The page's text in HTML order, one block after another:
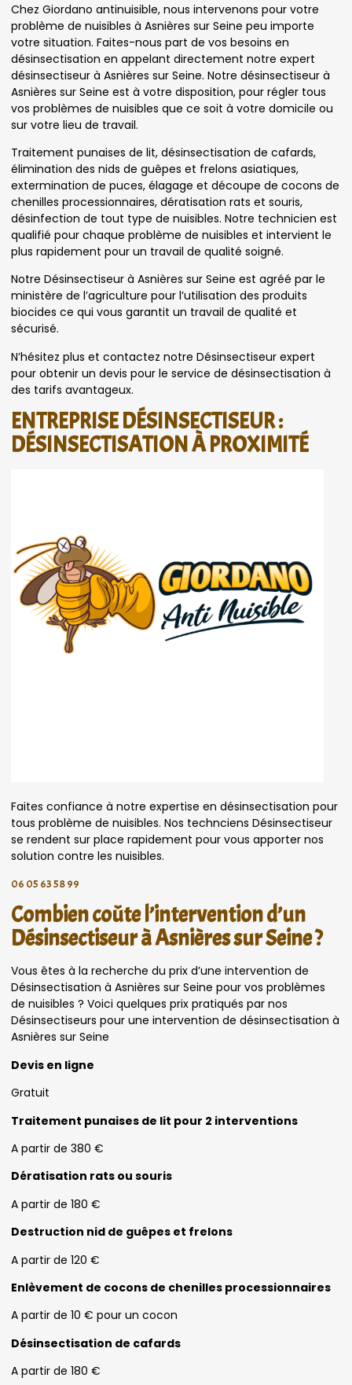
Chez Giordano antinuisible, nous intervenons pour votre
problème de nuisibles à Asnières sur Seine peu importe
votre situation. Faites-nous part de vos besoins en
désinsectisation en appelant directement notre expert
désinsectiseur à Asnières sur Seine. Notre désinsectiseur à
Asnières sur Seine est à votre disposition, pour régler tous
vos problèmes de nuisibles que ce soit à votre domicile ou
sur votre lieu de travail.
Traitement punaises de lit, désinsectisation de cafards,
élimination des nids de guêpes et frelons asiatiques,
extermination de puces, élagage et découpe de cocons de
chenilles processionnaires, dératisation rats et souris,
désinfection de tout type de nuisibles. Notre technicien est
qualifié pour chaque problème de nuisibles et intervient le
plus rapidement pour un travail de qualité soigné.
Notre Désinsectiseur à Asnières sur Seine est agréé par le
ministère de l’agriculture pour l’utilisation des produits
biocides ce qui vous garantit un travail de qualité et
sécurisé.
N’hésitez plus et contactez notre Désinsectiseur expert
pour obtenir un devis pour le service de désinsectisation à
des tarifs avantageux.
ENTREPRISE DÉSINSECTISEUR :
DÉSINSECTISATION À PROXIMITÉ
Faites confiance à notre expertise en désinsectisation pour
tous problème de nuisibles. Nos technciens Désinsectiseur
se rendent sur place rapidement pour vous apporter nos
solution contre les nuisibles.
06 05 63 58 99
Combien coûte l’intervention d’un
Désinsectiseur à Asnières sur Seine ?
Vous êtes à la recherche du prix d’une intervention de
Désinsectisation à Asnières sur Seine pour vos problèmes
de nuisibles ? Voici quelques prix pratiqués par nos
Désinsectiseurs pour une intervention de désinsectisation à
Asnières sur Seine
Devis en ligne
Gratuit
Traitement punaises de lit pour 2 interventions
A partir de 380 €
Dératisation rats ou souris
A partir de 180 €
Destruction nid de guêpes et frelons
A partir de 120 €
Enlèvement de cocons de chenilles processionnaires
A partir de 10 € pour un cocon
Désinsectisation de cafards
A partir de 180 €